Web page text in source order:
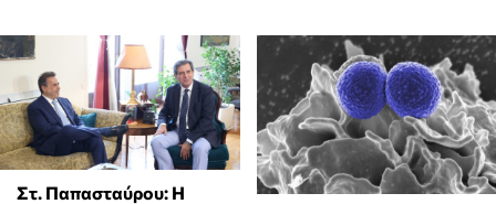
Στ. Παπασταύρου: Η